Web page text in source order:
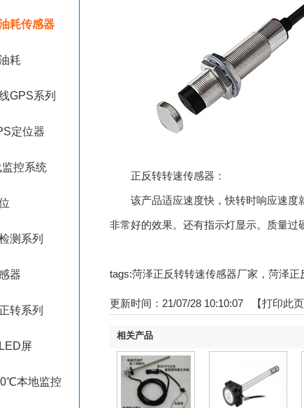
耗传感器
耗
GPS系列
定位器
控系统
测系列
器
转系列
屏
本地监控
正反转转速传感器：
该产品适应速度快，快转时响应速度
非常好的效果。还有指示灯显示。质量过
tags:菏泽正反转转速传感器厂家，菏泽
更新时间：21/07/28 10:10:07 【打印此页
相关产品